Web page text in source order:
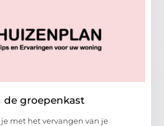
de groepenkast
met het vervangen van je